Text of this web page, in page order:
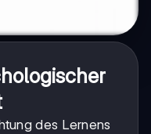
des Lernens